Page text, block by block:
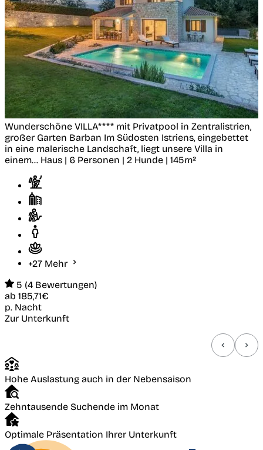
Wunderschöne VILLA**** mit Privatpool in Zentralistrien,
großer Garten Barban Im Südosten Istriens, eingebettet
in eine malerische Landschaft, liegt unsere Villa in
einem... Haus | 6 Personen | 2 Hunde | 145m²
+27 Mehr
5 (4 Bewertungen)
ab 185,71€
p. Nacht
Zur Unterkunft
Hohe Auslastung auch in der Nebensaison
Zehntausende Suchende im Monat
Optimale Präsentation Ihrer Unterkunft